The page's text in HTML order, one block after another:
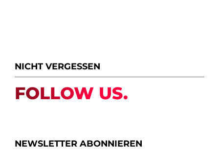
NICHT VERGESSEN
FOLLOW US.
NEWSLETTER ABONNIEREN